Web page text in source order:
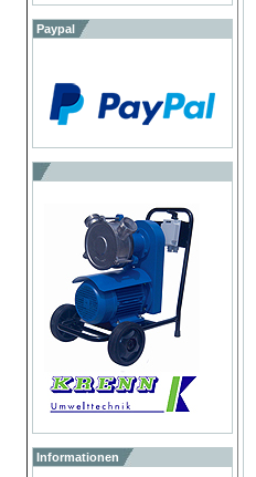
Paypal
Informationen